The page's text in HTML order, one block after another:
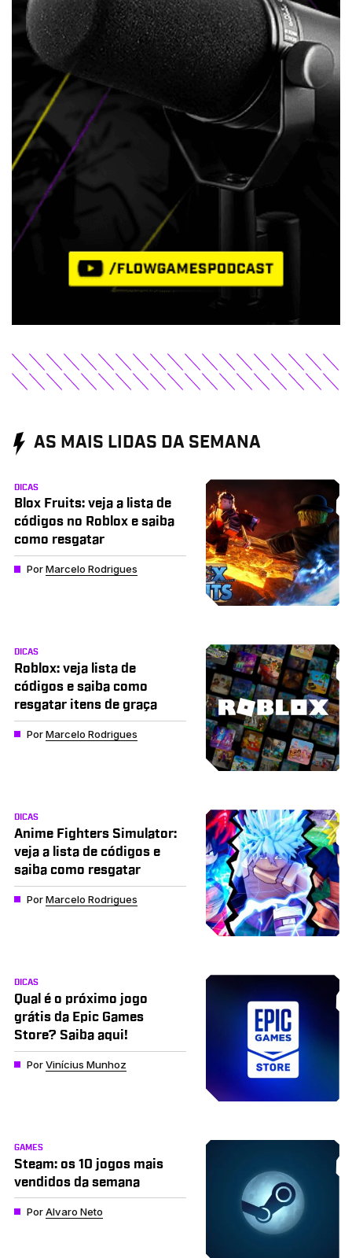
AS MAIS LIDAS DA SEMANA
DICAS
Blox Fruits: veja a lista de
códigos no Roblox e saiba
como resgatar
PorMarcelo Rodrigues
DICAS
Roblox: veja lista de
códigos e saiba como
resgatar itens de graça
PorMarcelo Rodrigues
DICAS
Anime Fighters Simulator:
veja a lista de códigos e
saiba como resgatar
PorMarcelo Rodrigues
DICAS
Qual é o próximo jogo
grátis da Epic Games
Store? Saiba aqui!
PorVinícius Munhoz
GAMES
Steam: os 10 jogos mais
vendidos da semana
PorAlvaro Neto